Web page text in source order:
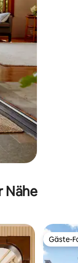
Nähe
Gäste-
Gäste-